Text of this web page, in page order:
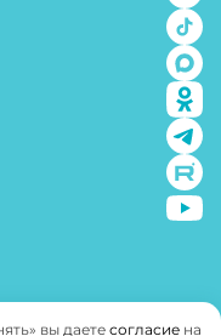
вы даете согласие на